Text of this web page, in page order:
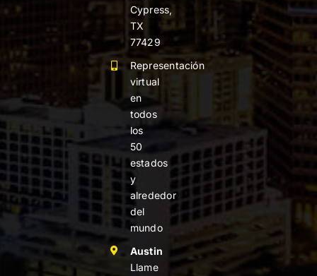
Cypress,
TX
77429
Representación
virtual
en
todos
los
50
estados
y
alrededor
del
mundo
Austin
Llame